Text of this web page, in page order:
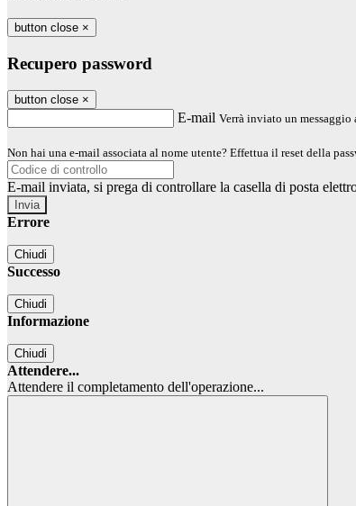
button close ×
Recupero password
button close ×
E-mail Verrà inviato un
Non hai una e-mail associata al nome utente? Effettua il reset della
E-mail inviata, si prega di controllare la casella di posta
Errore
Chiudi
Successo
Chiudi
Informazione
Chiudi
Attendere...
Attendere il completamento dell'operazione...